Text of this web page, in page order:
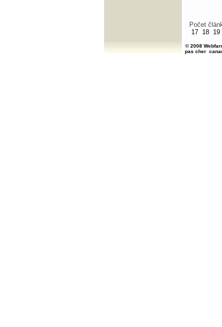
Počet
17 18 19
© 2008
pas cher